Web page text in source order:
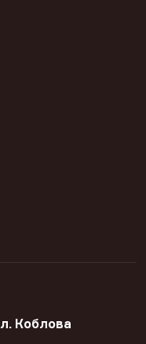
Коблова